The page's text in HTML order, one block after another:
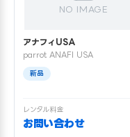
NO IMAGE
アナフィUSA
parrot ANAFI USA
新品
レンタル料金
お問い合わせ